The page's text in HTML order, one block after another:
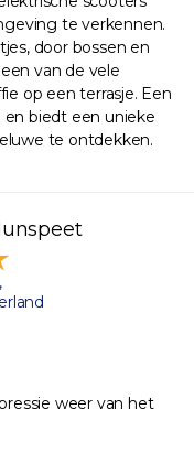
te verkennen.
door bossen en
van de vele
op een terrasje. Een
biedt een unieke
te ontdekken.
weer van het